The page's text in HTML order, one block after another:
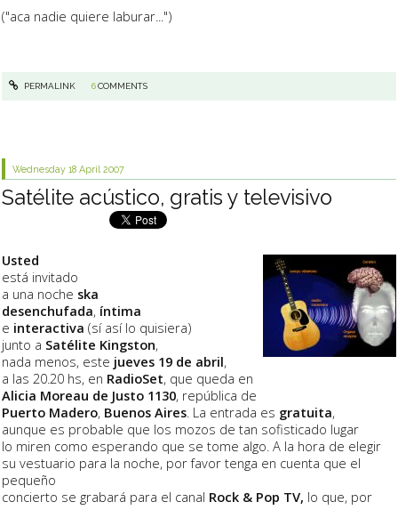
("aca nadie quiere laburar...")
PERMALINK 6COMMENTS
Wednesday 18 April 2007
Satélite acústico, gratis y televisivo
Usted
está invitado
a una noche ska
desenchufada, íntima
e interactiva (sí así lo quisiera)
junto a Satélite Kingston,
nada menos, este jueves 19 de abril,
a las 20.20 hs, en RadioSet, que queda en
Alicia Moreau de Justo 1130, república de
Puerto Madero, Buenos Aires. La entrada es gratuita,
aunque es probable que los mozos de tan sofisticado lugar
lo miren como esperando que se tome algo. A la hora de elegir
su vestuario para la noche, por favor tenga en cuenta que el
pequeño
concierto se grabará para el canal Rock & Pop TV, lo que, por